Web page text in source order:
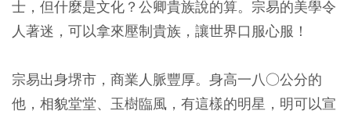
士，但什麼是文化？公卿貴族說的算。宗易的美學令
人著迷，可以拿來壓制貴族，讓世界口服心服！
宗易出身堺市，商業人脈豐厚。身高一八○公分的
他，相貌堂堂、玉樹臨風，有這樣的明星，明可以宣